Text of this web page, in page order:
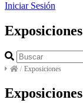
Iniciar Sesión
Exposiciones
/ Exposiciones
Exposiciones